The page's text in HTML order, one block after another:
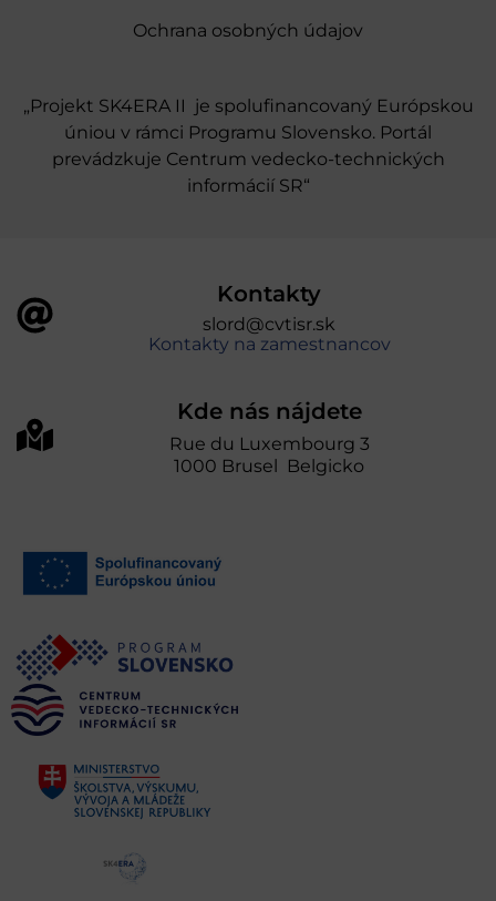
Ochrana osobných údajov
„Projekt SK4ERA II je spolufinancovaný Európskou
úniou v rámci Programu Slovensko. Portál
prevádzkuje Centrum vedecko-technických
informácií SR“
Kontakty
slord@cvtisr.sk
Kontakty na zamestnancov
Kde nás nájdete
Rue du Luxembourg 3
1000 Brusel Belgicko